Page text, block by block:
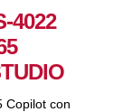
4022
Copilot con